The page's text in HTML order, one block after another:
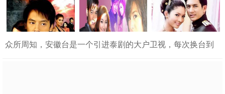
爱》4. 《深蓝之吻》5. 《假偶天成》6. 《逐月之月》7. 《与
爱同居》8. 《为爱...
众所周知，安徽台是一个引进泰剧的大户卫视，每次换台到